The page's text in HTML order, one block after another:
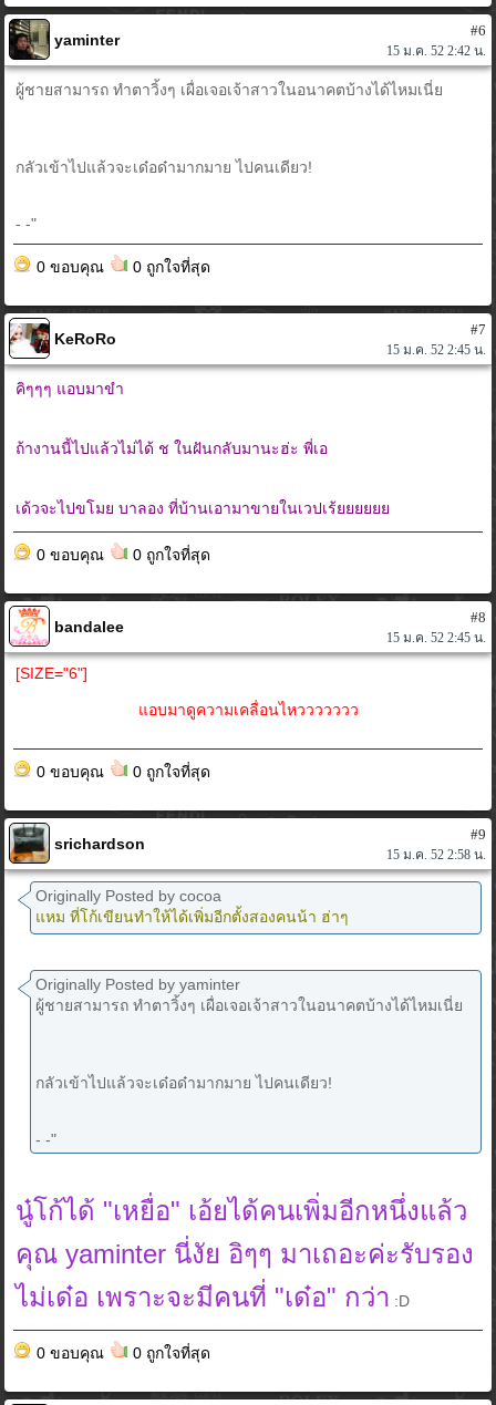
yaminter
#6
15 ม.ค. 52 2:42 น.
ผู้ชายสามารถ ทำตาวิ้งๆ เผื่อเจอเจ้าสาวในอนาคตบ้างได้ไหมเนี่ย
กลัวเข้าไปแล้วจะเด๋อด๋ามากมาย ไปคนเดียว!
- -"
0 ขอบคุณ 0 ถูกใจที่สุด
KeRoRo
#7
15 ม.ค. 52 2:45 น.
คิๆๆๆ แอบมาขำ
ถ้างานนี้ไปแล้วไม่ได้ ช ในฝันกลับมานะฮ่ะ พี่เอ
เด้วจะไปขโมย บาลอง ที่บ้านเอามาขายในเวปเร้ยยยยยย
0 ขอบคุณ 0 ถูกใจที่สุด
bandalee
#8
15 ม.ค. 52 2:45 น.
[SIZE="6"]
แอบมาดูความเคลื่อนไหววววววว
0 ขอบคุณ 0 ถูกใจที่สุด
srichardson
#9
15 ม.ค. 52 2:58 น.
Originally Posted by cocoa
แหม ที่โก้เขียนทำให้ได้เพิ่มอีกตั้งสองคนน้า ฮ่าๆ
Originally Posted by yaminter
ผู้ชายสามารถ ทำตาวิ้งๆ เผื่อเจอเจ้าสาวในอนาคตบ้างได้ไหมเนี่ย
กลัวเข้าไปแล้วจะเด๋อด๋ามากมาย ไปคนเดียว!
- -"
นู๋โก้ได้ "เหยื่อ" เอ้ยได้คนเพิ่มอีกหนึ่งแล้ว
คุณ yaminter นี่งัย อิๆๆ มาเถอะค่ะรับรอง
ไม่เด๋อ เพราะจะมีคนที่ "เด๋อ" กว่า :D
0 ขอบคุณ 0 ถูกใจที่สุด